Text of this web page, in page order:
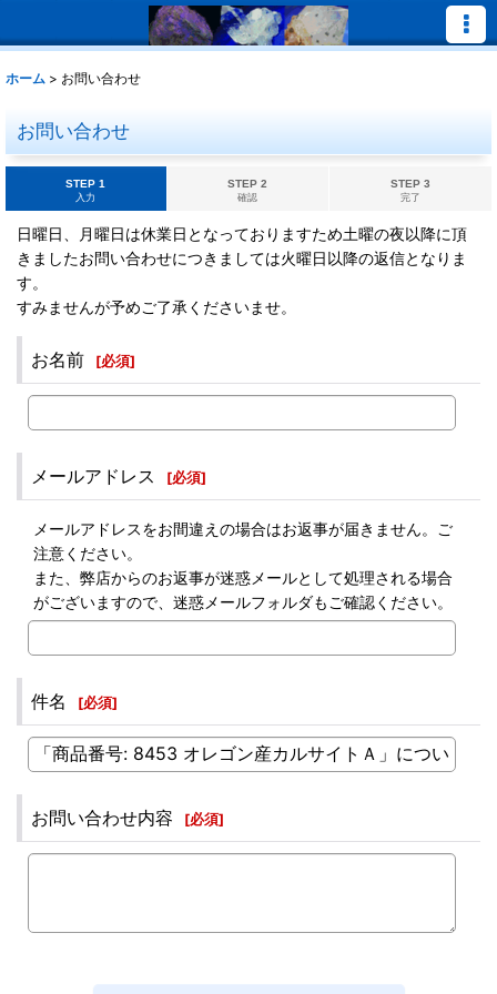
ホーム > お問い合わせ
お問い合わせ
STEP 1
入力
STEP 2
確認
STEP 3
完了
日曜日、月曜日は休業日となっておりますため土曜の夜以降に頂
きましたお問い合わせにつきましては火曜日以降の返信となりま
す。
すみませんが予めご了承くださいませ。
お名前 [必須]
メールアドレス [必須]
メールアドレスをお間違えの場合はお返事が届きません。ご
注意ください。
また、弊店からのお返事が迷惑メールとして処理される場合
がございますので、迷惑メールフォルダもご確認ください。
件名 [必須]
お問い合わせ内容 [必須]